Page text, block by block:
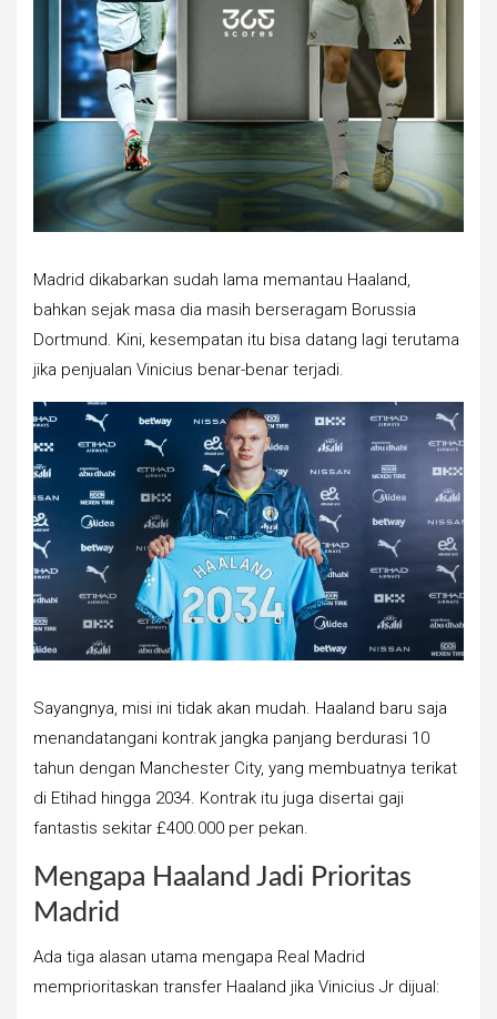
Madrid dikabarkan sudah lama memantau Haaland,
bahkan sejak masa dia masih berseragam Borussia
Dortmund. Kini, kesempatan itu bisa datang lagi terutama
jika penjualan Vinicius benar-benar terjadi.
Sayangnya, misi ini tidak akan mudah. Haaland baru saja
menandatangani kontrak jangka panjang berdurasi 10
tahun dengan Manchester City, yang membuatnya terikat
di Etihad hingga 2034. Kontrak itu juga disertai gaji
fantastis sekitar £400.000 per pekan.
Mengapa Haaland Jadi Prioritas
Madrid
Ada tiga alasan utama mengapa Real Madrid
memprioritaskan transfer Haaland jika Vinicius Jr dijual: